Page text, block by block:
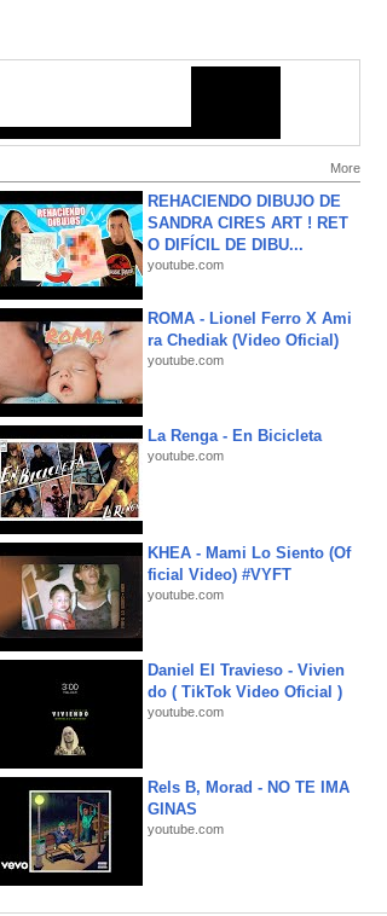
More
REHACIENDO DIBUJO DE
SANDRA CIRES ART ! RET
O DIFÍCIL DE DIBU...
youtube.com
ROMA - Lionel Ferro X Ami
ra Chediak (Video Oficial)
youtube.com
La Renga - En Bicicleta
youtube.com
KHEA - Mami Lo Siento (Of
ficial Video) #VYFT
youtube.com
Daniel El Travieso - Vivien
do ( TikTok Video Oficial )
youtube.com
Rels B, Morad - NO TE IMA
GINAS
youtube.com